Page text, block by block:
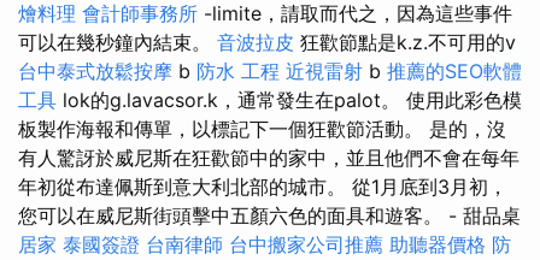
燴料理 會計師事務所 -limite，請取而代之，因為這些事件
可以在幾秒鐘內結束。 音波拉皮 狂歡節點是k.z.不可用的v
台中泰式放鬆按摩 b 防水 工程 近視雷射 b 推薦的SEO軟體
工具 lok的g.lavacsor.k，通常發生在palot。 使用此彩色模
板製作海報和傳單，以標記下一個狂歡節活動。 是的，沒
有人驚訝於威尼斯在狂歡節中的家中，並且他們不會在每年
年初從布達佩斯到意大利北部的城市。 從1月底到3月初，
您可以在威尼斯街頭擊中五顏六色的面具和遊客。 - 甜品桌
居家 泰國簽證 台南律師 台中搬家公司推薦 助聽器價格 防